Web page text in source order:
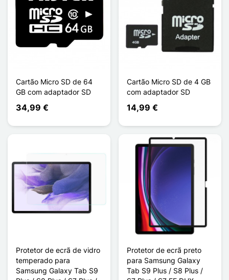
Cartão Micro SD de 64
GB com adaptador SD
34,99 €
Cartão Micro SD de 4 GB
com adaptador SD
14,99 €
Protetor de ecrã de vidro
temperado para
Samsung Galaxy Tab S9
Protetor de ecrã preto
para Samsung Galaxy
Tab S9 Plus / S8 Plus /